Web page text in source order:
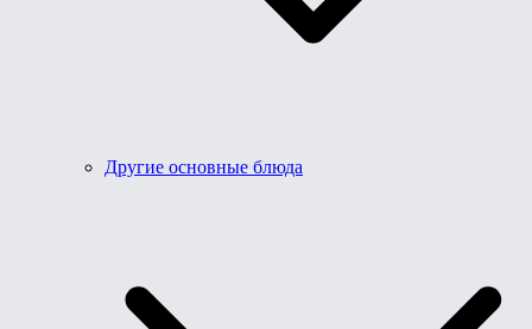
Другие основные блюда